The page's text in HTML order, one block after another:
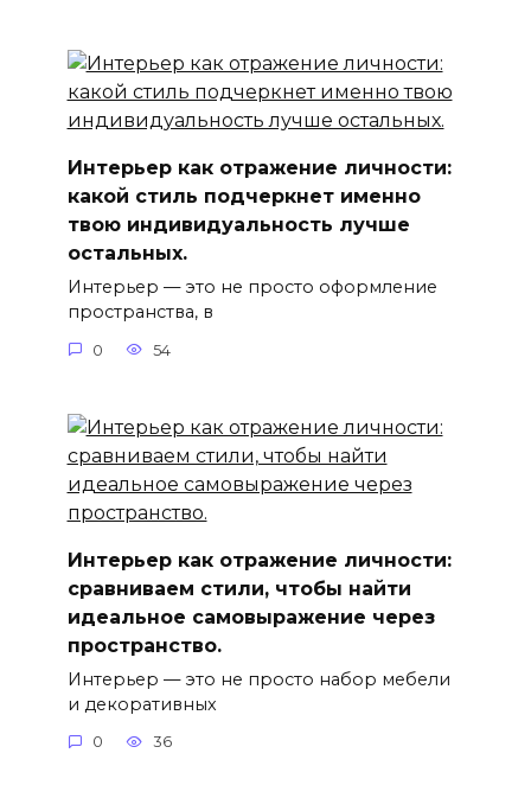
Интерьер как отражение личности:
какой стиль подчеркнет именно
твою индивидуальность лучше
остальных.
Интерьер — это не просто оформление
пространства, в
0 54
Интерьер как отражение личности:
сравниваем стили, чтобы найти
идеальное самовыражение через
пространство.
Интерьер — это не просто набор мебели
и декоративных
0 36